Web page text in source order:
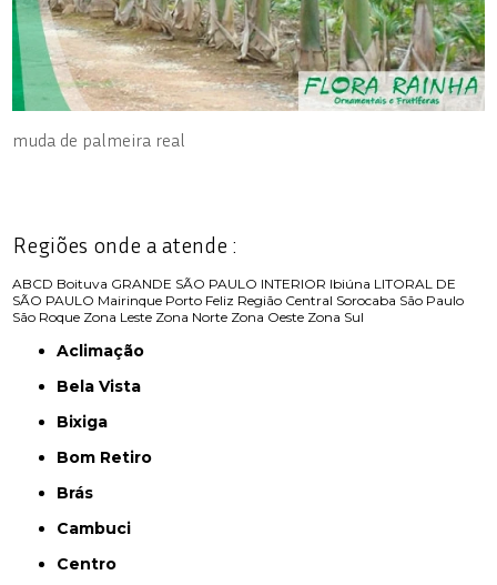
muda de palmeira real
Regiões onde a atende :
ABCD Boituva GRANDE SÃO PAULO INTERIOR Ibiúna LITORAL DE
SÃO PAULO Mairinque Porto Feliz Região Central Sorocaba São Paulo
São Roque Zona Leste Zona Norte Zona Oeste Zona Sul
Aclimação
Bela Vista
Bixiga
Bom Retiro
Brás
Cambuci
Centro